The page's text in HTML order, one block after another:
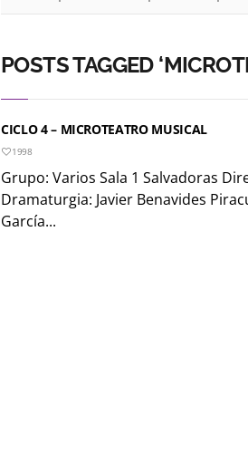
POSTS TAGGED
CICLO 4 – MICROTEATRO MUSICAL
1998
Grupo: Varios Sala 1 Salvadoras
Dramaturgia: Javier Benavides
García...